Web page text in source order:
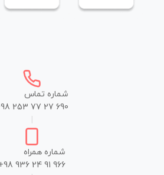
شماره تماس
253 77 27 690
شماره همراه
+98 936 24 91 966